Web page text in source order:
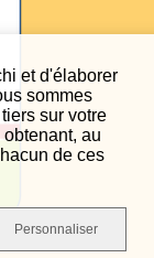
et d'élaborer
sommes
sur votre
au
de ces
Personnaliser